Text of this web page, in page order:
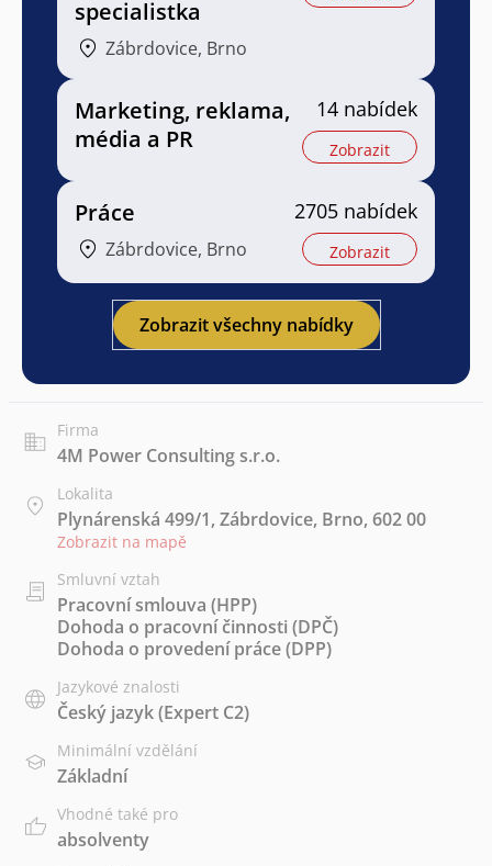
specialistka
Zábrdovice, Brno
Marketing, reklama,
média a PR
14 nabídek
Zobrazit
Práce
Zábrdovice, Brno
2705 nabídek
Zobrazit
Zobrazit všechny nabídky
Firma
4M Power Consulting s.r.o.
Lokalita
Plynárenská 499/1, Zábrdovice, Brno, 602 00
Zobrazit na mapě
Smluvní vztah
Pracovní smlouva (HPP)
Dohoda o pracovní činnosti (DPČ)
Dohoda o provedení práce (DPP)
Jazykové znalosti
Český jazyk(Expert C2)
Minimální vzdělání
Základní
Vhodné také pro
absolventy